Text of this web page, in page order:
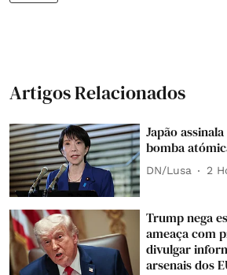
Artigos Relacionados
Japão
bomba
DN/Lusa 2
Trump nega
ameaça com
divulgar
arsenais dos